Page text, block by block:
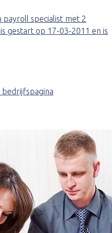
payroll specialist met 2
gestart op 17-03-2011 en is
bedrijfspagina